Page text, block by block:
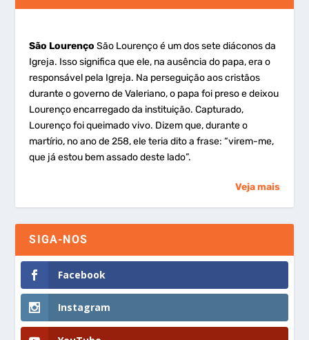
São Lourenço São Lourenço é um dos sete diáconos da
Igreja. Isso significa que ele, na ausência do papa, era o
responsável pela Igreja. Na perseguição aos cristãos
durante o governo de Valeriano, o papa foi preso e deixou
Lourenço encarregado da instituição. Capturado,
Lourenço foi queimado vivo. Dizem que, durante o
martírio, no ano de 258, ele teria dito a frase: “virem-me,
que já estou bem assado deste lado”.
Veja mais
SIGA-NOS
Facebook
Instagram